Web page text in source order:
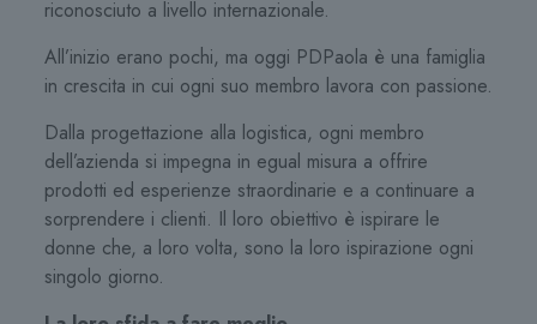
riconosciuto a livello internazionale.
All’inizio erano pochi, ma oggi PDPaola è una famiglia
in crescita in cui ogni suo membro lavora con passione.
Dalla progettazione alla logistica, ogni membro
dell’azienda si impegna in egual misura a offrire
prodotti ed esperienze straordinarie e a continuare a
sorprendere i clienti. Il loro obiettivo è ispirare le
donne che, a loro volta, sono la loro ispirazione ogni
singolo giorno.